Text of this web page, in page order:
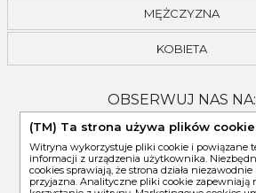
MĘŻCZYZNA
KOBIETA
OBSERWUJ NAS NA:
(TM) Ta strona używa plików cookie
Witryna wykorzystuje pliki cookie i powiązane
informacji z urządzenia użytkownika.
cookies sprawiają, że strona działa
przyjazna. Analityczne pliki cookie zapewniają